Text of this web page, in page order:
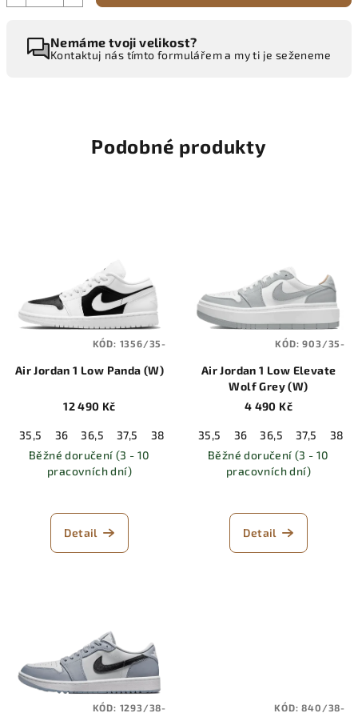
Nemáme tvoji velikost?
Kontaktuj nás tímto formulářem a my ti je seženeme
Podobné produkty
Air Jordan 1 Low Panda (W)
12 490 Kč
35,5 36 36,5 37,5 38 38,5 39 40 40,5 41 42
Běžné doručení (3 - 10
pracovních dní)
Detail
KÓD: 1356/35-
Air Jordan 1 Low Elevate
Wolf Grey (W)
4 490 Kč
35,5 36 36,5 37,5 38
Běžné doručení (3 - 10
pracovních dní)
Detail
KÓD:903/35-
KÓD: 1293/38- KÓD:840/38-